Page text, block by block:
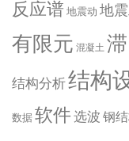
反应谱 地震动 地
有限元 混凝土
结构分析结构
数据软件选波钢